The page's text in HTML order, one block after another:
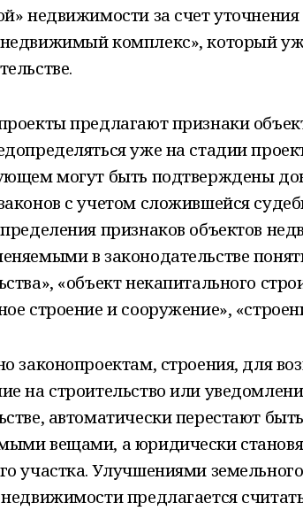
недвижимости за счет
комплекс», который
предлагают признаки
уже на стадии
могут быть подтверждены
с учетом сложившейся
признаков объектов
в законодательстве
«объект некапитального
строение и сооружение»,
законопроектам, строения, для
на строительство или
автоматически перестают
вещами, а юридически
участка. Улучшениями
предлагается